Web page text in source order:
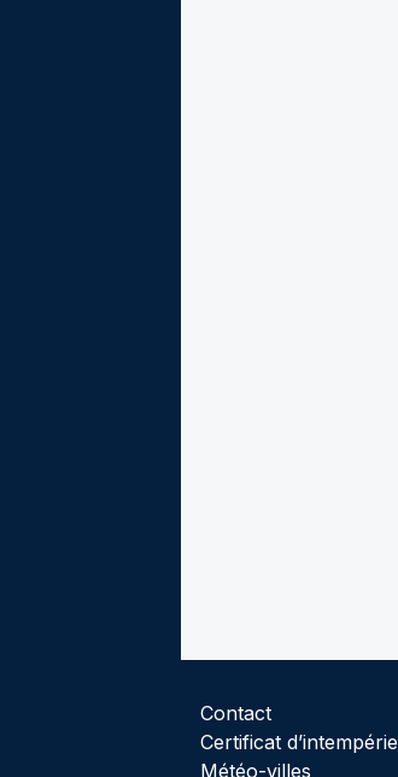
Contact
Certificat d’intempérie
Météo-villes